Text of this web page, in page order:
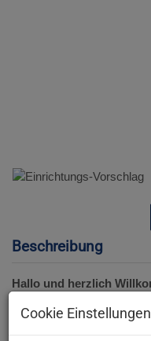
Beschreibung
Hallo und herzlich
Wir freuen uns, Ihnen
Cookie Einstellungen